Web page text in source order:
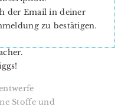
designer,
Stoffe und
der Email in deiner
zu bestätigen.